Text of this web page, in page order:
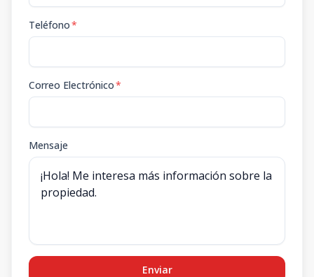
Teléfono*
Correo Electrónico*
Mensaje
Enviar